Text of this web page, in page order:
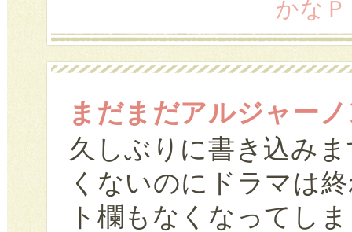
かな
まだまだアルジャー
久しぶりに書き込み
くないのにドラマは
ト欄もなくなってし